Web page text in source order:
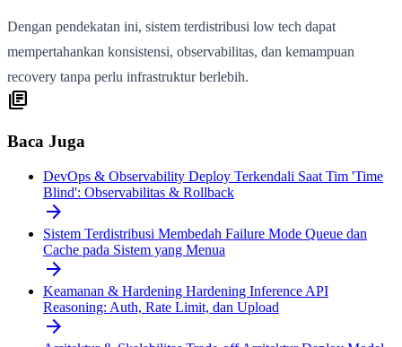
Dengan pendekatan ini, sistem terdistribusi low tech dapat
mempertahankan konsistensi, observabilitas, dan kemampuan
recovery tanpa perlu infrastruktur berlebih.
library_books
Baca Juga
DevOps & Observability Deploy Terkendali Saat Tim 'Time
Blind': Observabilitas & Rollback
arrow_forward
Sistem Terdistribusi Membedah Failure Mode Queue dan
Cache pada Sistem yang Menua
arrow_forward
Keamanan & Hardening Hardening Inference API
Reasoning: Auth, Rate Limit, dan Upload
arrow_forward